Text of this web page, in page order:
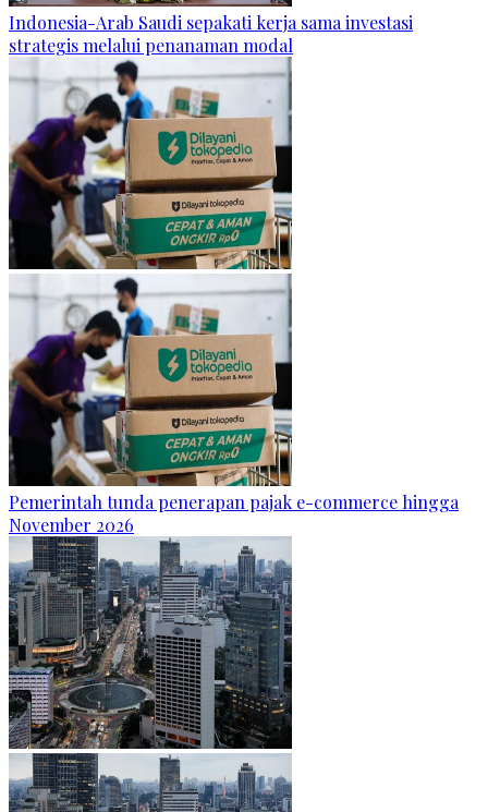
Indonesia-Arab Saudi sepakati kerja sama investasi
strategis melalui penanaman modal
Pemerintah tunda penerapan pajak e-commerce hingga
November 2026